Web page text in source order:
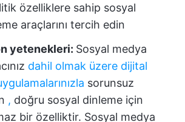
özelliklere sahip sosyal
araçlarını tercih edin
yetenekleri: Sosyal medya
dahil olmak üzere dijital
sorunsuz
, doğru sosyal dinleme için
bir özelliktir. Sosyal medya